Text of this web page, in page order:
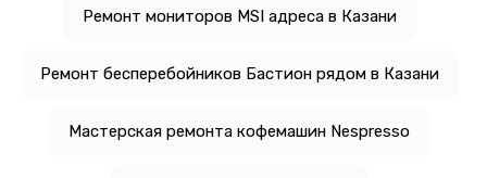
Ремонт мониторов MSI адреса в Казани
Ремонт бесперебойников Бастион рядом в Казани
Мастерская ремонта кофемашин Nespresso